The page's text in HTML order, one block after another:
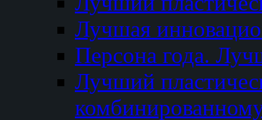
Лучшая
Персона года.
Лучший